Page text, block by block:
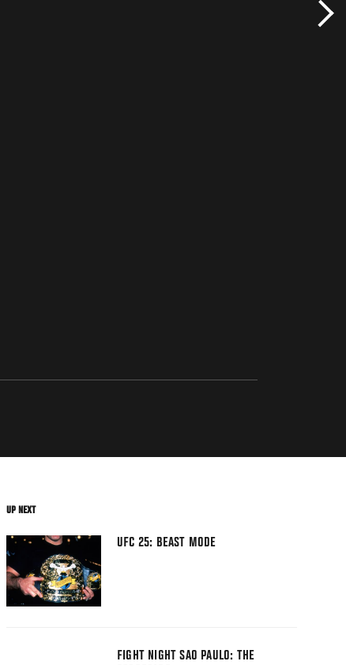
UP NEXT
UFC 25: BEAST MODE
FIGHT NIGHT SAO PAULO: THE